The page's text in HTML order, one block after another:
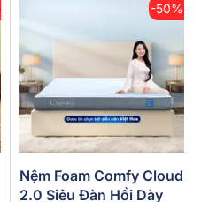
-50%
Nệm Foam Comfy Cloud
2.0 Siêu Đàn Hồi Dày